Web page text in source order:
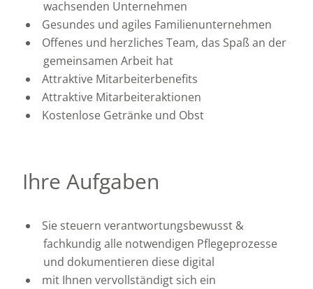
wachsenden Unternehmen
Gesundes und agiles Familienunternehmen
Offenes und herzliches Team, das Spaß an der
gemeinsamen Arbeit hat
Attraktive Mitarbeiterbenefits
Attraktive Mitarbeiteraktionen
Kostenlose Getränke und Obst
Ihre Aufgaben
Sie steuern verantwortungsbewusst &
fachkundig alle notwendigen Pflegeprozesse
und dokumentieren diese digital
mit Ihnen vervollständigt sich ein